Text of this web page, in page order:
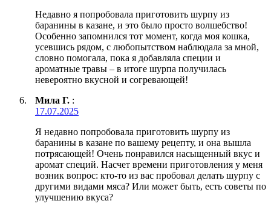
Недавно я попробовала приготовить шурпу из
баранины в казане, и это было просто волшебство!
Особенно запомнился тот момент, когда моя кошка,
усевшись рядом, с любопытством наблюдала за мной,
словно помогала, пока я добавляла специи и
ароматные травы – в итоге шурпа получилась
невероятно вкусной и согревающей!
Мила Г. :
17.07.2025
Я недавно попробовала приготовить шурпу из
баранины в казане по вашему рецепту, и она вышла
потрясающей! Очень понравился насыщенный вкус и
аромат специй. Насчет времени приготовления у меня
возник вопрос: кто-то из вас пробовал делать шурпу с
другими видами мяса? Или может быть, есть советы по
улучшению вкуса?